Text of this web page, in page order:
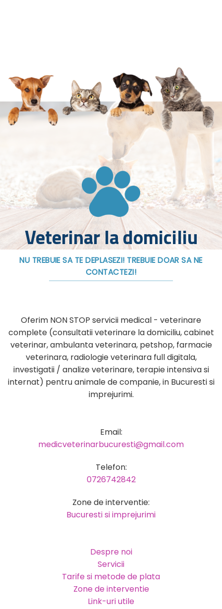
Veterinar la domiciliu
NU TREBUIE SA TE DEPLASEZI! TREBUIE DOAR SA NE
CONTACTEZI!
Oferim NON STOP servicii medical - veterinare
complete (consultatii veterinare la domiciliu, cabinet
veterinar, ambulanta veterinara, petshop, farmacie
veterinara, radiologie veterinara full digitala,
investigatii / analize veterinare, terapie intensiva si
internat) pentru animale de companie, in Bucuresti si
imprejurimi.
Email:
medicveterinarbucuresti@gmail.com
Telefon:
0726742842
Zone de interventie:
Bucuresti si imprejurimi
Despre noi
Servicii
Tarife si metode de plata
Zone de interventie
Link-uri utile